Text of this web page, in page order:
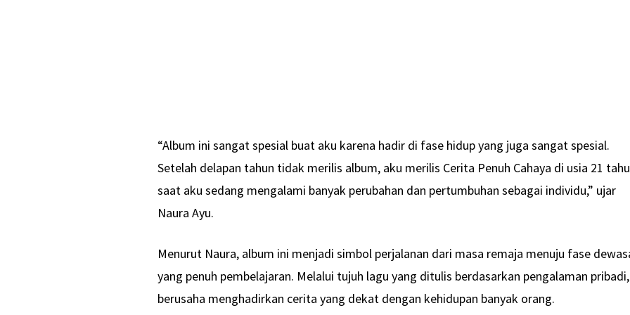
“Album ini sangat spesial buat aku karena hadir di fase hidup yang juga sangat spesial.
Setelah delapan tahun tidak merilis album, aku merilis Cerita Penuh Cahaya di usia 21
saat aku sedang mengalami banyak perubahan dan pertumbuhan sebagai individu,” ujar
Naura Ayu.
Menurut Naura, album ini menjadi simbol perjalanan dari masa remaja menuju fase
yang penuh pembelajaran. Melalui tujuh lagu yang ditulis berdasarkan pengalaman
berusaha menghadirkan cerita yang dekat dengan kehidupan banyak orang.